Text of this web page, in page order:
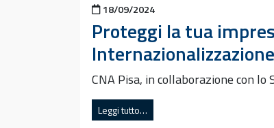
Pubblicato il
18/09/2024
Proteggi la tua
CNA Pisa, in collaborazione con
Leggi tutto…